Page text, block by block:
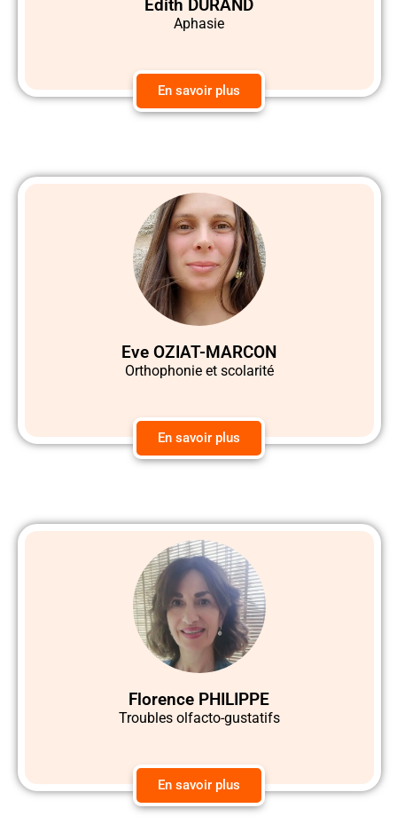
Edith DURAND
Aphasie
En savoir plus
Eve OZIAT-MARCON
Orthophonie et scolarité
En savoir plus
Florence PHILIPPE
Troubles olfacto-gustatifs
En savoir plus